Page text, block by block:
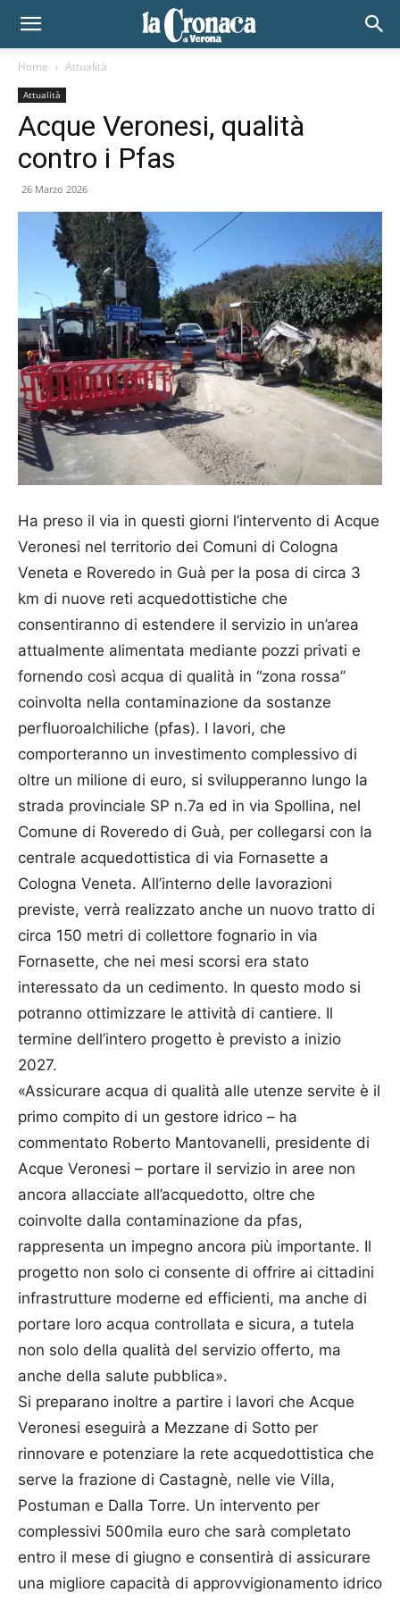
Home Attualità
Attualità
Acque Veronesi, qualità
contro i Pfas
26 Marzo 2026
Ha preso il via in questi giorni l’intervento di Acque
Veronesi nel territorio dei Comuni di Cologna
Veneta e Roveredo in Guà per la posa di circa 3
km di nuove reti acquedottistiche che
consentiranno di estendere il servizio in un’area
attualmente alimentata mediante pozzi privati e
fornendo così acqua di qualità in “zona rossa”
coinvolta nella contaminazione da sostanze
perfluoroalchiliche (pfas). I lavori, che
comporteranno un investimento complessivo di
oltre un milione di euro, si svilupperanno lungo la
strada provinciale SP n.7a ed in via Spollina, nel
Comune di Roveredo di Guà, per collegarsi con la
centrale acquedottistica di via Fornasette a
Cologna Veneta. All’interno delle lavorazioni
previste, verrà realizzato anche un nuovo tratto di
circa 150 metri di collettore fognario in via
Fornasette, che nei mesi scorsi era stato
interessato da un cedimento. In questo modo si
potranno ottimizzare le attività di cantiere. Il
termine dell’intero progetto è previsto a inizio
2027.
«Assicurare acqua di qualità alle utenze servite è il
primo compito di un gestore idrico – ha
commentato Roberto Mantovanelli, presidente di
Acque Veronesi – portare il servizio in aree non
ancora allacciate all’acquedotto, oltre che
coinvolte dalla contaminazione da pfas,
rappresenta un impegno ancora più importante. Il
progetto non solo ci consente di offrire ai cittadini
infrastrutture moderne ed efficienti, ma anche di
portare loro acqua controllata e sicura, a tutela
non solo della qualità del servizio offerto, ma
anche della salute pubblica».
Si preparano inoltre a partire i lavori che Acque
Veronesi eseguirà a Mezzane di Sotto per
rinnovare e potenziare la rete acquedottistica che
serve la frazione di Castagnè, nelle vie Villa,
Postuman e Dalla Torre. Un intervento per
complessivi 500mila euro che sarà completato
entro il mese di giugno e consentirà di assicurare
una migliore capacità di approvvigionamento idrico